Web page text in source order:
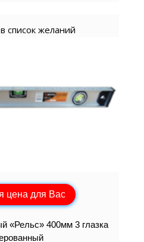
список желаний
цена для Вас
«Рельс» 400мм 3 глазка